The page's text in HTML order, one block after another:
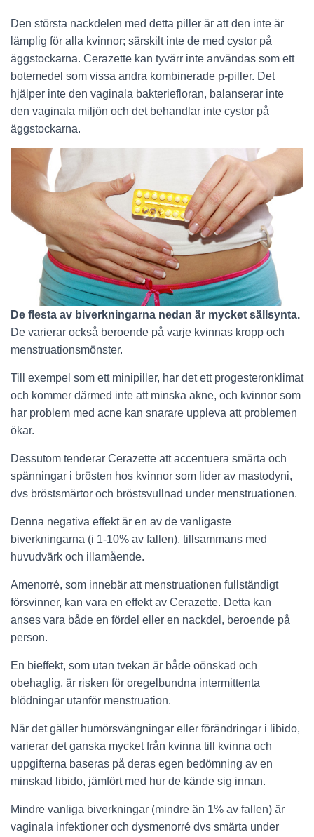
Den största nackdelen med detta piller är att den inte är
lämplig för alla kvinnor; särskilt inte de med cystor på
äggstockarna. Cerazette kan tyvärr inte användas som ett
botemedel som vissa andra kombinerade p-piller. Det
hjälper inte den vaginala bakteriefloran, balanserar inte
den vaginala miljön och det behandlar inte cystor på
äggstockarna.
De flesta av biverkningarna nedan är mycket sällsynta.
De varierar också beroende på varje kvinnas kropp och
menstruationsmönster.
Till exempel som ett minipiller, har det ett progesteronklimat
och kommer därmed inte att minska akne, och kvinnor som
har problem med acne kan snarare uppleva att problemen
ökar.
Dessutom tenderar Cerazette att accentuera smärta och
spänningar i brösten hos kvinnor som lider av mastodyni,
dvs bröstsmärtor och bröstsvullnad under menstruationen.
Denna negativa effekt är en av de vanligaste
biverkningarna (i 1-10% av fallen), tillsammans med
huvudvärk och illamående.
Amenorré, som innebär att menstruationen fullständigt
försvinner, kan vara en effekt av Cerazette. Detta kan
anses vara både en fördel eller en nackdel, beroende på
person.
En bieffekt, som utan tvekan är både oönskad och
obehaglig, är risken för oregelbundna intermittenta
blödningar utanför menstruation.
När det gäller humörsvängningar eller förändringar i libido,
varierar det ganska mycket från kvinna till kvinna och
uppgifterna baseras på deras egen bedömning av en
minskad libido, jämfört med hur de kände sig innan.
Mindre vanliga biverkningar (mindre än 1% av fallen) är
vaginala infektioner och dysmenorré dvs smärta under